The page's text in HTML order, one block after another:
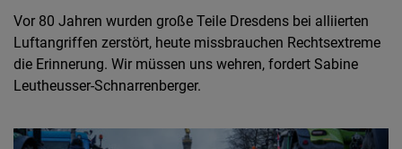
Vor 80 Jahren wurden große Teile Dresdens bei alliierten
Luftangriffen zerstört, heute missbrauchen Rechtsextreme
die Erinnerung. Wir müssen uns wehren, fordert Sabine
Leutheusser-Schnarrenberger.